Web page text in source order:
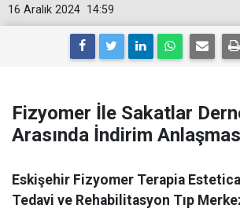
14:59
16 Aralık 2024
Fizyomer İle Sakatlar
Arasında İndirim
Eskişehir Fizyomer Terapia
Tedavi ve Rehabilitasyon Tıp